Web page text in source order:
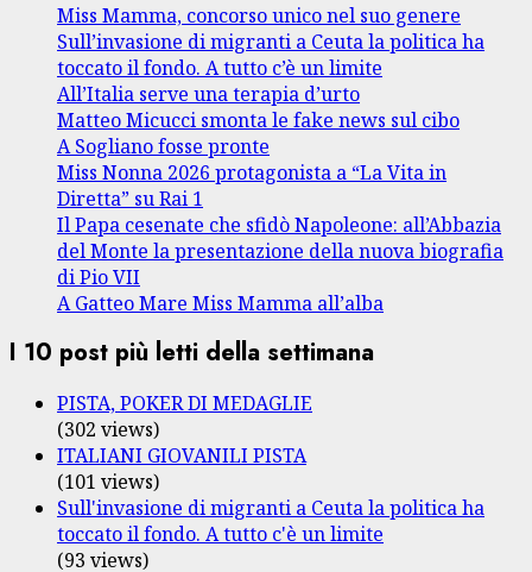
Miss Mamma, concorso unico nel suo genere
Sull’invasione di migranti a Ceuta la politica ha
toccato il fondo. A tutto c’è un limite
All’Italia serve una terapia d’urto
Matteo Micucci smonta le fake news sul cibo
A Sogliano fosse pronte
Miss Nonna 2026 protagonista a “La Vita in
Diretta” su Rai 1
Il Papa cesenate che sfidò Napoleone: all’Abbazia
del Monte la presentazione della nuova biografia
di Pio VII
A Gatteo Mare Miss Mamma all’alba
I 10 post più letti della settimana
PISTA, POKER DI MEDAGLIE
(302 views)
ITALIANI GIOVANILI PISTA
(101 views)
Sull'invasione di migranti a Ceuta la politica ha
toccato il fondo. A tutto c'è un limite
(93 views)